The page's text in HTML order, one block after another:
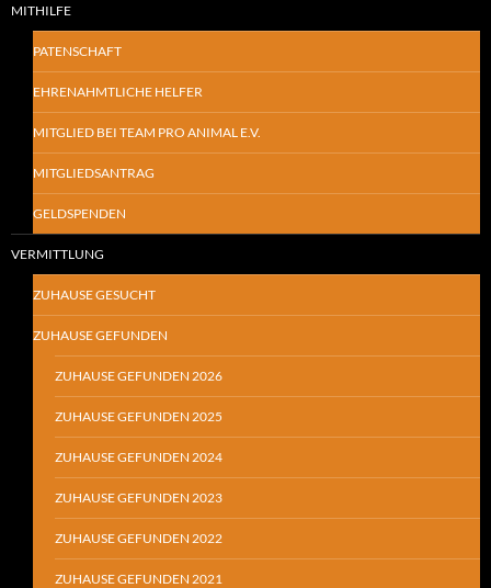
MITHILFE
PATENSCHAFT
EHRENAHMTLICHE HELFER
MITGLIED BEI TEAM PRO ANIMAL E.V.
MITGLIEDSANTRAG
GELDSPENDEN
VERMITTLUNG
ZUHAUSE GESUCHT
ZUHAUSE GEFUNDEN
ZUHAUSE GEFUNDEN 2026
ZUHAUSE GEFUNDEN 2025
ZUHAUSE GEFUNDEN 2024
ZUHAUSE GEFUNDEN 2023
ZUHAUSE GEFUNDEN 2022
ZUHAUSE GEFUNDEN 2021